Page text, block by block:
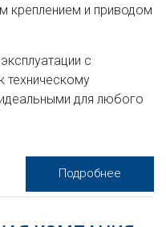
креплением и приводом
с
техническому
для любого
Подробнее